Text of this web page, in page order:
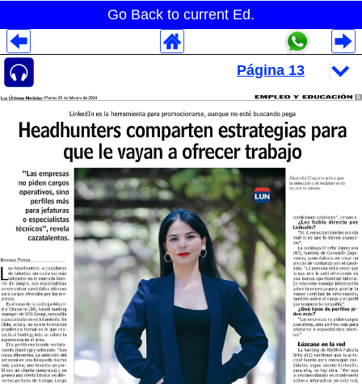
Go Back to current Ed.
Despliegues Analytics
Despliegues Totales
Despliegues por Rubros